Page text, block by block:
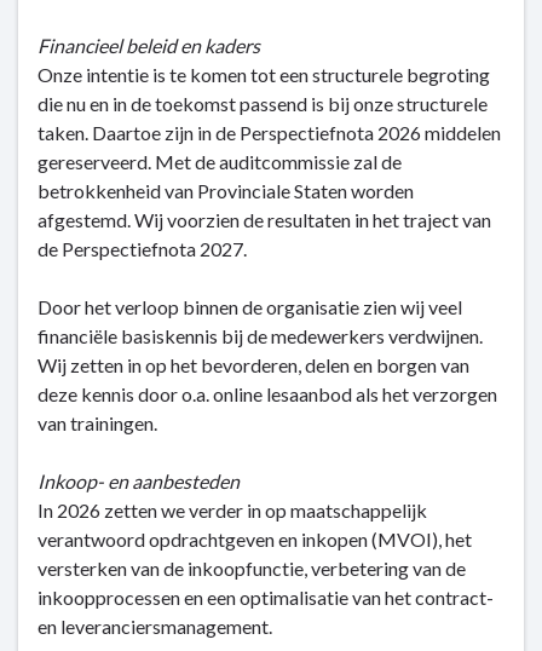
Financieel beleid en kaders
Onze intentie is te komen tot een structurele begroting
die nu en in de toekomst passend is bij onze structurele
taken. Daartoe zijn in de Perspectiefnota 2026 middelen
gereserveerd. Met de auditcommissie zal de
betrokkenheid van Provinciale Staten worden
afgestemd. Wij voorzien de resultaten in het traject van
de Perspectiefnota 2027.
Door het verloop binnen de organisatie zien wij veel
financiële basiskennis bij de medewerkers verdwijnen.
Wij zetten in op het bevorderen, delen en borgen van
deze kennis door o.a. online lesaanbod als het verzorgen
van trainingen.
Inkoop- en aanbesteden
In 2026 zetten we verder in op maatschappelijk
verantwoord opdrachtgeven en inkopen (MVOI), het
versterken van de inkoopfunctie, verbetering van de
inkoopprocessen en een optimalisatie van het contract-
en leveranciersmanagement.